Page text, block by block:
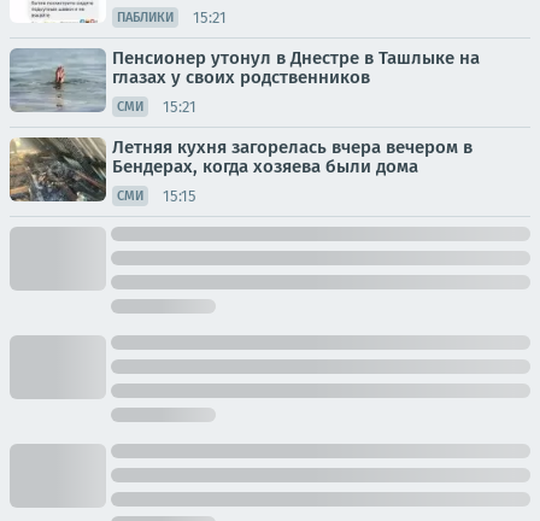
ПАБЛИКИ 15:21
Пенсионер утонул в Днестре в Ташлыке на
глазах у своих родственников
СМИ 15:21
Летняя кухня загорелась вчера вечером в
Бендерах, когда хозяева были дома
СМИ 15:15